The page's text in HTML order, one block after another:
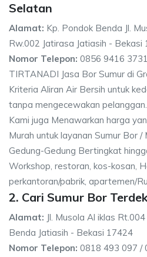
Selatan
Alamat: Kp. Pondok Benda Jl.
Rw.002 Jatirasa Jatiasih - Bekasi
Nomor Telepon: 0856 9416
TIRTANADI Jasa Bor Sumur di
Kriteria Aliran Air Bersih untuk
tanpa mengecewakan pelanggan.
Kami juga Menawarkan harga
Murah untuk layanan Sumur Bor
Gedung-Gedung Bertingkat
Workshop, restoran, kos-kosan,
perkantoran/pabrik, apartemen/
2. Cari Sumur Bor
Alamat: Jl. Musola Al iklas
Benda Jatiasih - Bekasi 17424
Nomor Telepon: 0818 493 097 /